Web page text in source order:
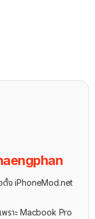
ตั้ง iPhoneMod.net
ราะ Macbook Pro